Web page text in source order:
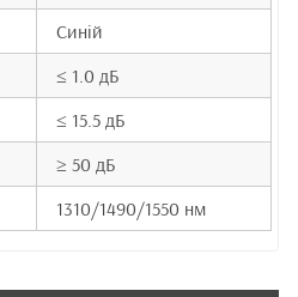
Синій
≤ 1.0 дБ
≤ 15.5 дБ
≥ 50 дБ
1310/1490/1550 нм